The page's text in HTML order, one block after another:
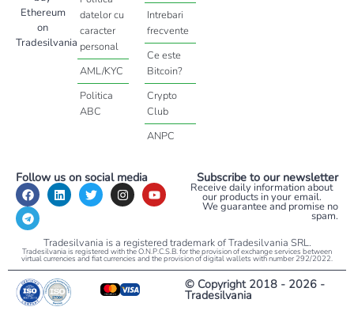
Ethereum
on
Tradesilvania
datelor cu
caracter
personal
AML/KYC
Politica
ABC
Intrebari
frecvente
Ce este
Bitcoin?
Crypto
Club
ANPC
Follow us on social media Subscribe to our newsletter
Receive daily information about
our products in your email.
We guarantee and promise no
spam.
Tradesilvania is a registered trademark of Tradesilvania SRL.
Tradesilvania is registered with the O.N.P.C.S.B. for the provision of exchange services between
virtual currencies and fiat currencies and the provision of digital wallets with number 292/2022.
© Copyright 2018 - 2026 -
Tradesilvania